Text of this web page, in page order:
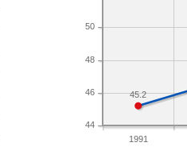
1991
44
46
48
50
45.2